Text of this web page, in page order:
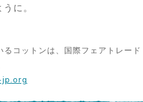
に。
るコットンは、国際フェアトレード